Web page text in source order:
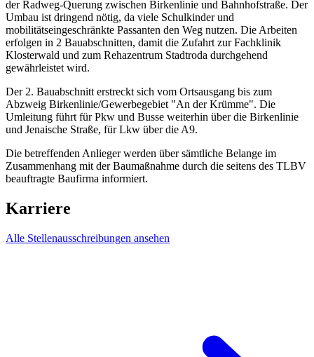
der Radweg-Querung zwischen Birkenlinie und Bahnhofstraße. Der
Umbau ist dringend nötig, da viele Schulkinder und
mobilitätseingeschränkte Passanten den Weg nutzen. Die Arbeiten
erfolgen in 2 Bauabschnitten, damit die Zufahrt zur Fachklinik
Klosterwald und zum Rehazentrum Stadtroda durchgehend
gewährleistet wird.
Der 2. Bauabschnitt erstreckt sich vom Ortsausgang bis zum
Abzweig Birkenlinie/Gewerbegebiet "An der Krümme". Die
Umleitung führt für Pkw und Busse weiterhin über die Birkenlinie
und Jenaische Straße, für Lkw über die A9.
Die betreffenden Anlieger werden über sämtliche Belange im
Zusammenhang mit der Baumaßnahme durch die seitens des TLBV
beauftragte Baufirma informiert.
Karriere
Alle Stellenausschreibungen ansehen